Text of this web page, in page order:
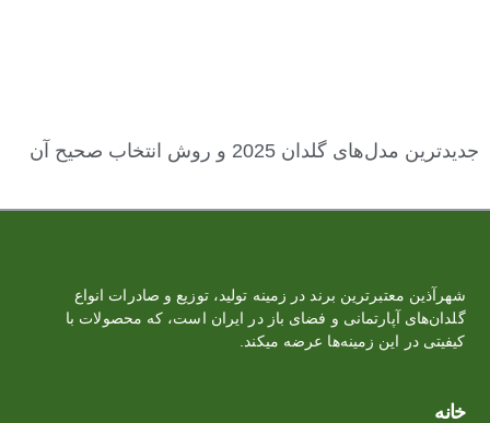
جدیدترین مدل‌های گلدان 2025 و روش انتخاب صحیح آن
شهرآذین معتبرترین برند در زمینه تولید، توزیع و صادرات انواع
گلدان‌‏های آپارتمانی و فضای باز در ایران است، که محصولات با
کیفیتی در این زمینه‌ها عرضه میکند.
خانه